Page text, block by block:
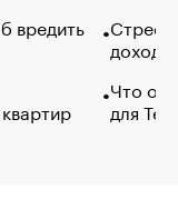
вредить
Что
для